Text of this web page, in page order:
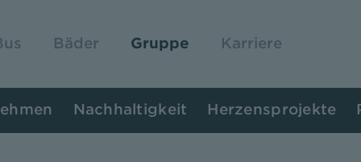
Bäder Gruppe Karriere
Nachhaltigkeit Herzensprojekte